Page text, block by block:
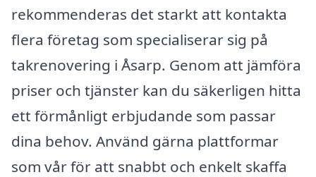
rekommenderas det starkt att kontakta
flera företag som specialiserar sig på
takrenovering i Åsarp. Genom att jämföra
priser och tjänster kan du säkerligen hitta
ett förmånligt erbjudande som passar
dina behov. Använd gärna plattformar
som vår för att snabbt och enkelt skaffa